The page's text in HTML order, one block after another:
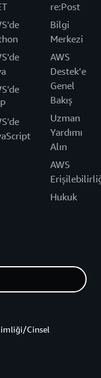
re:Post
Bilgi
Merkezi
AWS
Destek’e
Genel
Bakış
Uzman
Yardımı
Alın
AWS
Hukuk
Cinsel